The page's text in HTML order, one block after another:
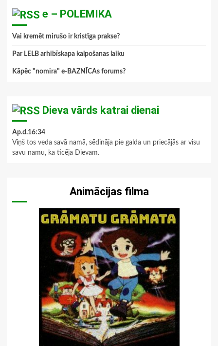
e – POLEMIKA
Vai kremēt mirušo ir kristīga prakse?
Par LELB arhibīskapa kalpošanas laiku
Kāpēc "nomira" e-BAZNĪCAs forums?
Dieva vārds katrai dienai
Ap.d.16:34
Viņš tos veda savā namā, sēdināja pie galda un priecājās ar visu
savu namu, ka ticēja Dievam.
Animācijas filma